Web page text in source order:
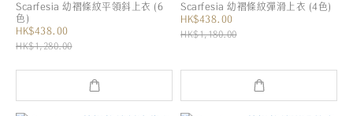
Scarfesia 幼褶條紋平領斜上衣 (6
色)
HK$438.00
HK$1,280.00
Scarfesia 幼褶條紋彈滑上衣 (4色)
HK$438.00
HK$1,180.00